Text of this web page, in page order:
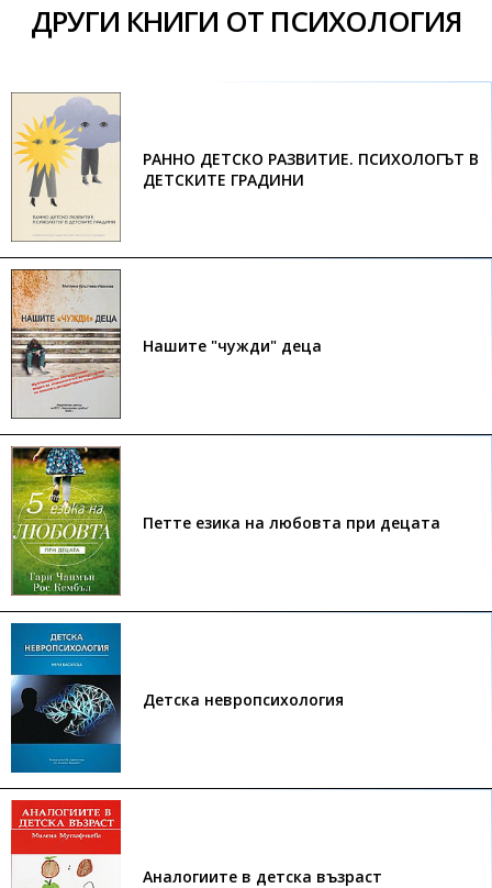
ДРУГИ КНИГИ ОТ ПСИХОЛОГИЯ
РАННО ДЕТСКО РАЗВИТИЕ. ПСИХОЛОГЪТ В
ДЕТСКИТЕ ГРАДИНИ
Нашите "чужди" деца
Петте езика на любовта при децата
Детска невропсихология
Аналогиите в детска възраст